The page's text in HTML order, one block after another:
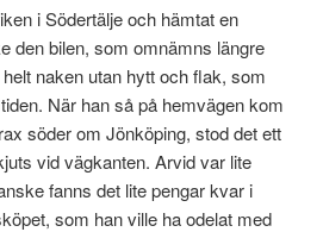
i Södertälje och hämtat en
den bilen, som omnämns längre
naken utan hytt och flak, som
När han så på hemvägen kom
söder om Jönköping, stod det ett
vid vägkanten. Arvid var lite
fanns det lite pengar kvar i
som han ville ha odelat med